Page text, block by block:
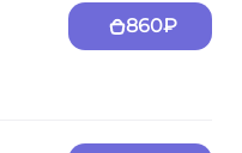
860₽